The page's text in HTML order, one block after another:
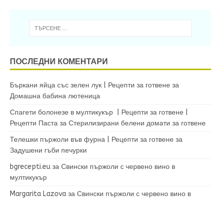
ПОСЛЕДНИ КОМЕНТАРИ
Бъркани яйца със зелен лук | Рецепти за готвене за
Домашна бабина лютеница
Спагети болонезе в мултикукър | Рецепти за готвене |
Рецепти Паста за Стерилизирани белени домати за готвене
Телешки пържоли във фурна | Рецепти за готвене за
Задушени гъби печурки
bgrecepti.eu за Свински пържоли с червено вино в
мултикукър
Margarita Lazova за Свински пържоли с червено вино в